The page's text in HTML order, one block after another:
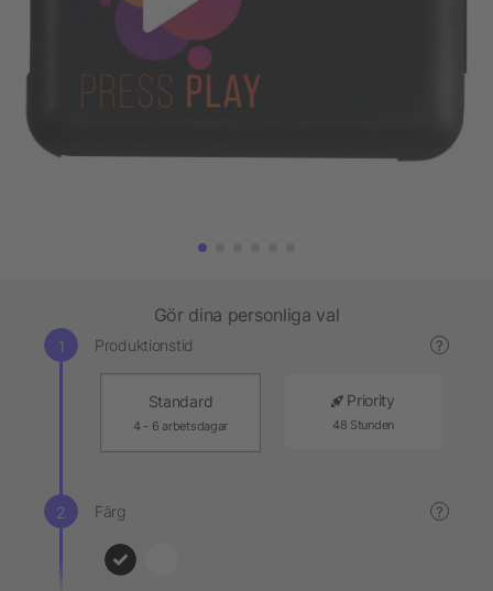
Gör dina personliga val
Produktionstid ?
Standard
4 - 6 arbetsdagar
Priority
48 Stunden
Färg ?